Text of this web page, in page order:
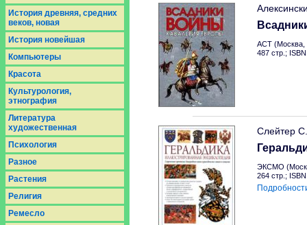
История древняя, средних
веков, новая
История новейшая
Компьютеры
Красота
Культурология,
этнография
Литература
художественная
Психология
Разное
Растения
Религия
Ремесло
АСТ (Москва,
487 стр.;
Слейтер С.
ЭКСМО
264 стр.;